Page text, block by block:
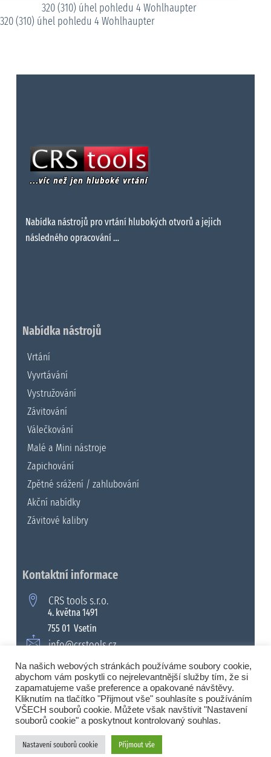
320 (310) úhel pohledu 4 Wohlhaupter
320 (310) úhel pohledu 4 Wohlhaupter
Nabídka nástrojů pro vrtání hlubokých otvorů a jejich
následného opracování …
Nabídka nástrojů
Vrtání
Vyvrtávání
Vystružování
Závitování
Válečkování
Malé a Mini nástroje
Zapichování
Zpětné srážení / zahlubování
Akční nabídky
Závitové kalibry
Kontaktní informace
CRS tools s.r.o.
4. května 1491
755 01 Vsetín
info@crstools.cz
+420 571 990 315
© 2008 - 2026 Všechna práva vyhrazena. |
CRS tools s.r.o.
Na našich webových stránkách používáme soubory cookie,
abychom vám poskytli co nejrelevantnější služby tím, že si
zapamatujeme vaše preference a opakované návštěvy.
Kliknutím na tlačítko "Přijmout vše" souhlasíte s používáním
VŠECH souborů cookie. Můžete však navštívit "Nastavení
souborů cookie" a poskytnout kontrolovaný souhlas.
Nastavení souborů cookie Přijmout vše